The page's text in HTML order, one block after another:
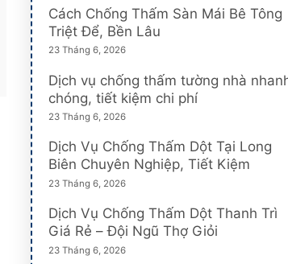
Cách Chống Thấm Sàn Mái Bê Tông
Triệt Để, Bền Lâu
23 Tháng 6, 2026
Dịch vụ chống thấm tường nhà
chóng, tiết kiệm chi phí
23 Tháng 6, 2026
Dịch Vụ Chống Thấm Dột Tại Long
Biên Chuyên Nghiệp, Tiết Kiệm
23 Tháng 6, 2026
Dịch Vụ Chống Thấm Dột Thanh Trì
Giá Rẻ – Đội Ngũ Thợ Giỏi
23 Tháng 6, 2026